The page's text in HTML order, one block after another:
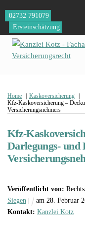
content
02732 791079
Ersteinschätzung
Home
Kaskoversicherung
Kfz-Kaskoversicherung –
Versicherungsnehmers
Kfz-
Darlegungs- und
Veröffentlicht von:
Siegen
am28.Februar
Kontakt: Kanzlei Kotz